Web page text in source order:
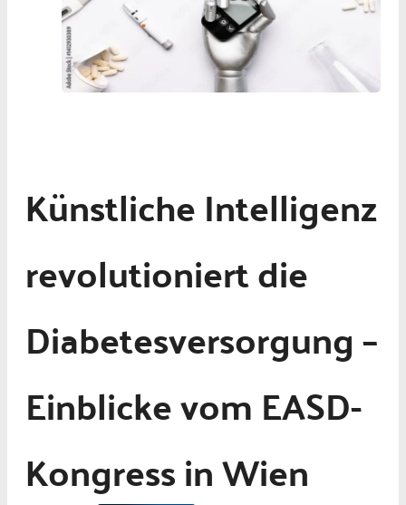
Künstliche Intelligenz
revolutioniert die
Diabetesversorgung –
Einblicke vom EASD-
Kongress in Wien